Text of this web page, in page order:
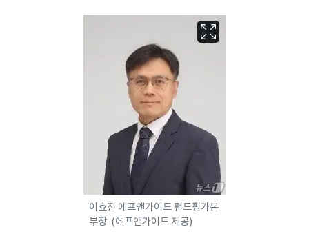
이효진 에프앤가이드 펀드평가본
부장. (에프앤가이드 제공)